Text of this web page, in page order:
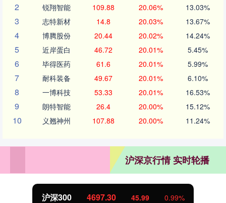
2 锐翔智能 109.88 20.06% 13.03%
3 志特新材 14.8 20.03% 13.67%
4 博腾股份 20.44 20.02% 14.24%
5 近岸蛋白 46.72 20.01% 5.45%
6 毕得医药 61.6 20.01% 5.99%
7 耐科装备 49.67 20.01% 6.10%
8 一博科技 53.33 20.01% 16.53%
9 朗特智能 26.4 20.00% 15.12%
10 义翘神州 107.88 20.00% 11.24%
沪深京行情 实时轮播
0.99% 北证50 1130.01